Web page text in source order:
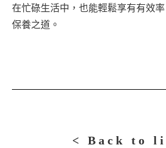
在忙碌生活中，也能輕鬆享有有效
保養之道。
< Back to